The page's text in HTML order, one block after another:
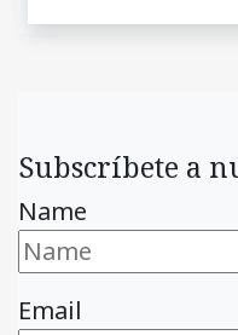
Subscríbete a
Name
Email